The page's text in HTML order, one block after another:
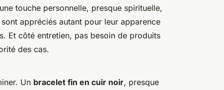
touche personnelle, presque spirituelle,
appréciés autant pour leur apparence
Et côté entretien, pas besoin de produits
des cas.
Un bracelet fin en cuir noir, presque